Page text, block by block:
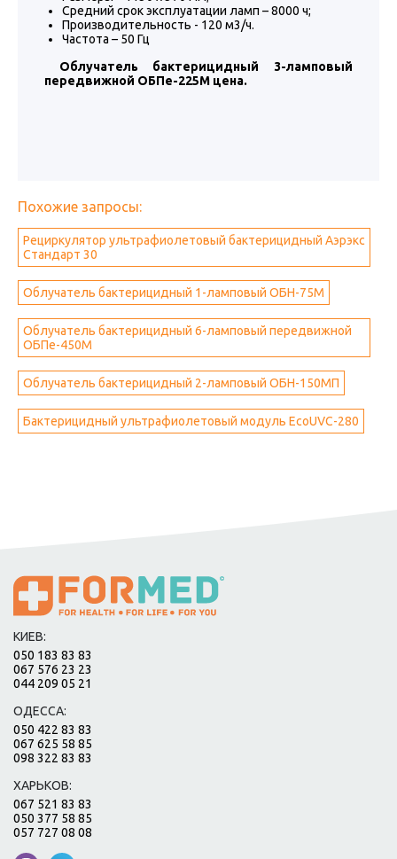
Средний срок эксплуатации ламп – 8000 ч;
Производительность - 120 м3/ч.
Частота – 50 Гц
Облучатель бактерицидный 3-ламповый
передвижной ОБПе-225М цена.
Похожие запросы:
Рециркулятор ультрафиолетовый бактерицидный Аэрэкс
Стандарт 30
Облучатель бактерицидный 1-ламповый ОБН-75М
Облучатель бактерицидный 6-ламповый передвижной
ОБПе-450М
Облучатель бактерицидный 2-ламповый ОБН-150МП
Бактерицидный ультрафиолетовый модуль EcoUVC-280
КИЕВ:
050 183 83 83
067 576 23 23
044 209 05 21
ОДЕССА:
050 422 83 83
067 625 58 85
098 322 83 83
ХАРЬКОВ:
067 521 83 83
050 377 58 85
057 727 08 08